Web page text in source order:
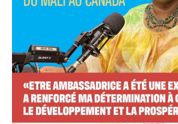
Annonces
ANNUEL MENSUEL
CHOISIR LE FORFAIT